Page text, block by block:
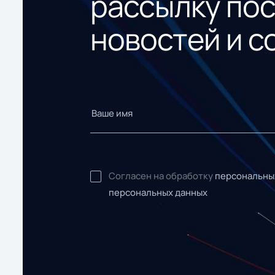
новостей и
Согласен на обработку
персональных данных